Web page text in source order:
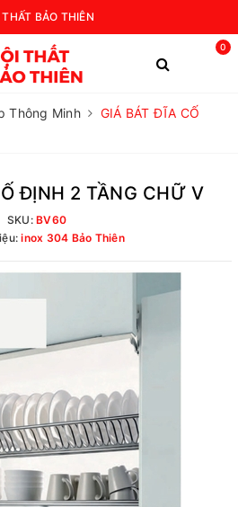
THẤT BẢO THIÊN
0
Thông Minh
GIÁ BÁT ĐĨA CỐ
ĐỊNH 2 TẦNG CHỮ V
SKU:BV60
inox 304 Bảo Thiên